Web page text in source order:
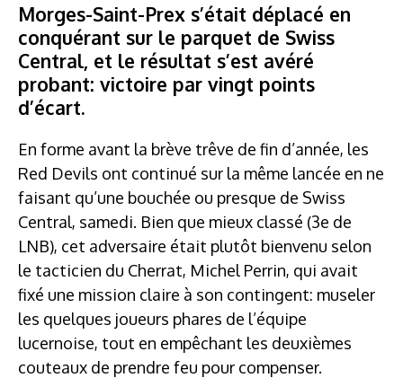
Morges-Saint-Prex s’était déplacé en
conquérant sur le parquet de Swiss
Central, et le résultat s’est avéré
probant: victoire par vingt points
d’écart.
En forme avant la brève trêve de fin d’année, les
Red Devils ont continué sur la même lancée en ne
faisant qu’une bouchée ou presque de Swiss
Central, samedi. Bien que mieux classé (3e de
LNB), cet adversaire était plutôt bienvenu selon
le tacticien du Cherrat, Michel Perrin, qui avait
fixé une mission claire à son contingent: museler
les quelques joueurs phares de l’équipe
lucernoise, tout en empêchant les deuxièmes
couteaux de prendre feu pour compenser.